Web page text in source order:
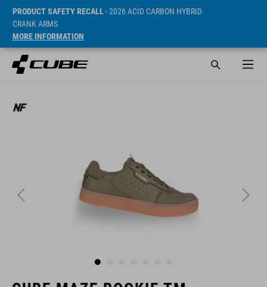
PRODUCT SAFETY RECALL- 2026 ACID CARBON HYBRID
CRANK ARMS
MORE INFORMATION